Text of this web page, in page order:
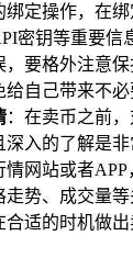
绑定操作，在
密钥等重要信
要格外注意保
自己带来不必
：在卖币之前
深入的了解是
网站或者
走势、成交量
合适的时机做